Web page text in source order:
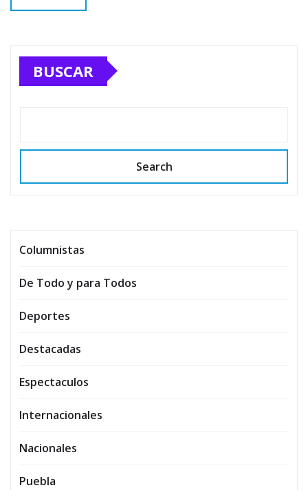
BUSCAR
Search
Columnistas
De Todo y para Todos
Deportes
Destacadas
Espectaculos
Internacionales
Nacionales
Puebla